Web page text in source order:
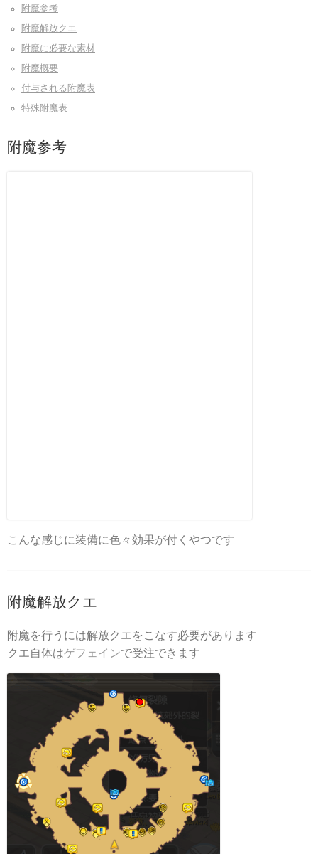
附魔参考
附魔解放クエ
附魔に必要な素材
附魔概要
付与される附魔表
特殊附魔表
附魔参考
こんな感じに装備に色々効果が付くやつです
附魔解放クエ
附魔を行うには解放クエをこなす必要があります
クエ自体はゲフェインで受注できます